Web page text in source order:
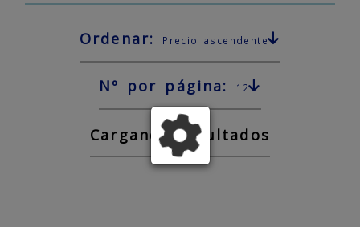
Ordenar: Precio ascendente
Nº por página: 12
Cargando resultados